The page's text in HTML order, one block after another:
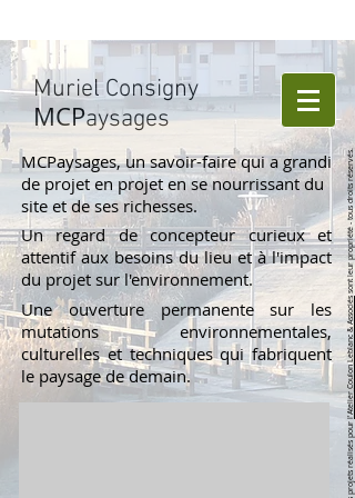
Muriel Consigny
MCPaysages
l'
Atelier Coulon Leblanc & Associés
sont leur propriété
- tous droits réservés.
MCPaysages, un savoir-faire qui a grandi
de projet en projet en se nourrissant du
site et de ses richesses.
Un regard de concepteur curieux et
attentif aux besoins du lieu et à l'impact
du projet sur l'environnement.
Une ouverture permanente sur les
mutations environnementales,
culturelles et techniques qui fabriquent
le paysage de demain.